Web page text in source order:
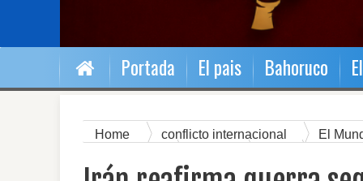
Portada El pais Bahoruco
Home conflicto internacional El
reafirma guerra seguirá y pone cinco